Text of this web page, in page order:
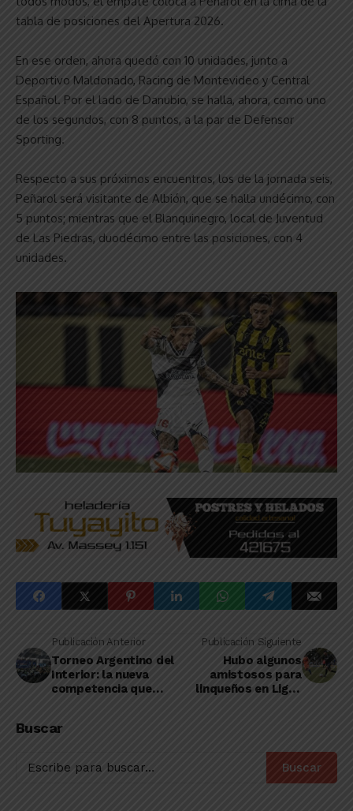
tabla de posiciones del Apertura 2026.
En ese orden, ahora quedó con 10 unidades, junto a
Deportivo Maldonado, Racing de Montevideo y Central
Español. Por el lado de Danubio, se halla, ahora, como uno
de los segundos, con 8 puntos, a la par de Defensor
Sporting.
Respecto a sus próximos encuentros, los de la jornada seis,
Peñarol será visitante de Albión, que se halla undécimo, con
5 puntos; mientras que el Blanquinegro, local de Juventud
de Las Piedras, duodécimo entre las posiciones, con 4
unidades.
Publicación Anterior
Torneo Argentino del
Interior: la nueva
competencia que
Publicación Siguiente
Hubo algunos
amistosos para
linqueños en Ligas
Buscar
Buscar